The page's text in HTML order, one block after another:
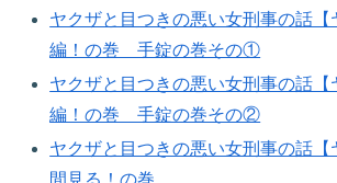
ヤクザと目つきの悪い女刑事の話【
編！の巻 手錠の巻その①
ヤクザと目つきの悪い女刑事の話【
編！の巻 手錠の巻その②​
ヤクザと目つきの悪い女刑事の話【